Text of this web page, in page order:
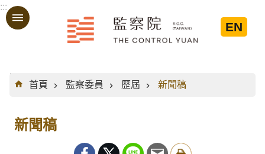
跳到主要內容區塊
:::
EN
:::
首頁
監察委員 歷屆 新聞稿
新聞稿